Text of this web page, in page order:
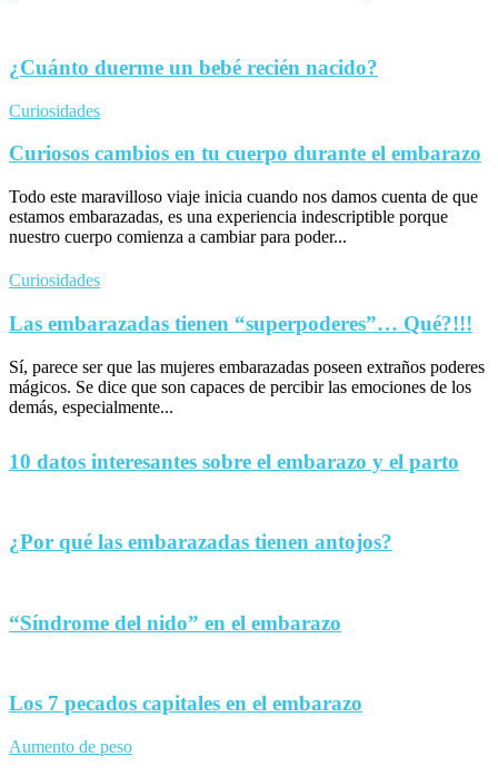
¿Cuánto duerme un bebé recién nacido?
Curiosidades
Curiosos cambios en tu cuerpo durante el embarazo
Todo este maravilloso viaje inicia cuando nos damos cuenta de que
estamos embarazadas, es una experiencia indescriptible porque
nuestro cuerpo comienza a cambiar para poder...
Curiosidades
Las embarazadas tienen “superpoderes”… Qué?!!!
Sí, parece ser que las mujeres embarazadas poseen extraños poderes
mágicos. Se dice que son capaces de percibir las emociones de los
demás, especialmente...
10 datos interesantes sobre el embarazo y el parto
¿Por qué las embarazadas tienen antojos?
“Síndrome del nido” en el embarazo
Los 7 pecados capitales en el embarazo
Aumento de peso